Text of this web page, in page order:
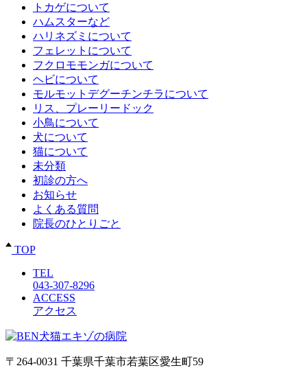
トカゲについて
ハムスターなど
ハリネズミについて
フェレットについて
フクロモモンガについて
ヘビについて
モルモットデグーチンチラについて
リス、プレーリードック
小鳥について
犬について
猫について
未分類
初診の方へ
お知らせ
よくある質問
院長のひとりごと
TOP
TEL
043-307-8296
ACCESS
アクセス
〒264-0031 千葉県千葉市若葉区愛生町59